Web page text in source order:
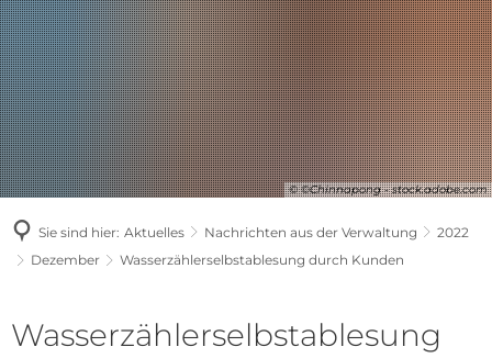
© ©Chinnapong - stock.adobe.com
Sie sind hier: Aktuelles Nachrichten aus der Verwaltung
2022
Dezember
Wasserzählerselbstablesung durch Kunden
Wasserzählerselbstablesung